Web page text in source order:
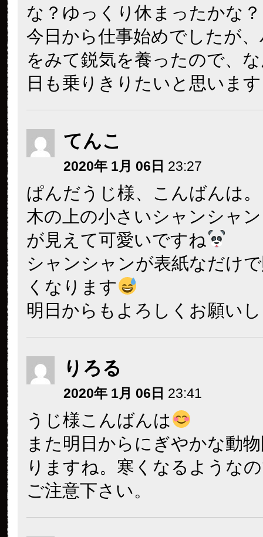
な？ゆっくり休まったかな？
今日から仕事始めでしたが
をみて鋭気を養ったので、
日も乗りきりたいと思います
てんこ
2020年 1月 06日 23:27
ぱんだうじ様、こんばんは。
木の上の小さいシャンシャ
が見えて可愛いですね
シャンシャンが表紙なだけ
くなります
明日からもよろしくお願い
りろる
2020年 1月 06日 23:41
うじ様こんばんは
また明日からにぎやかな動
りますね。寒くなるような
ご注意下さい。